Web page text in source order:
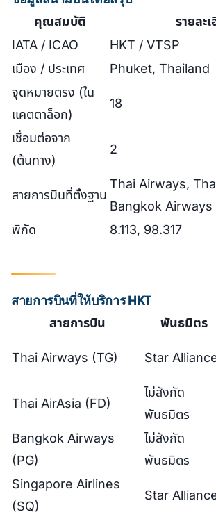
คุณสมบัติ
รายละ
IATA / ICAO
HKT / VTSP
เมือง / ประเทศ
Phuket, Thailand
จุดหมายตรง (ใน
แคตตาล็อก)
18
เชื่อมต่อจาก
(ต้นทาง)
2
สายการบินที่ตั้งฐาน
Thai Airways,
Bangkok Airways
พิกัด
8.113, 98.317
สายการบินที่ให้บริการ HKT
สายการบิน พันธมิตร
Thai Airways (TG) Star
Thai AirAsia (FD)
ไม่สังกัด
พันธมิตร
Bangkok Airways
(PG)
ไม่สังกัด
พันธมิตร
Singapore Airlines
(SQ)
Star